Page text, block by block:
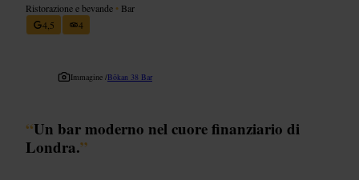
Ristorazione e bevande • Bar
4,5
4
Immagine /Bōkan 38 Bar
“Un bar moderno nel cuore finanziario di
Londra.”